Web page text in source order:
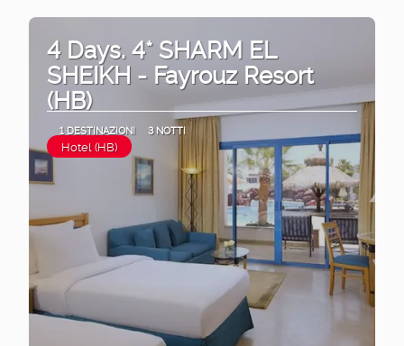
4 Days. 4* SHARM EL
SHEIKH - Fayrouz Resort
(HB)
1 DESTINAZIONI 3 NOTTI
Hotel (HB)